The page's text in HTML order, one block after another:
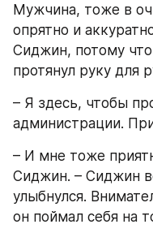
Мужчина, тоже в
опрятно и
Сиджин, потому что
протянул руку для
– Я здесь, чтобы
администрации.
– И мне тоже
Сиджин. – Сиджин
улыбнулся.
он поймал себя на